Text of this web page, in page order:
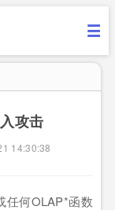
攻击
14:30:38
任何OLAP*函数